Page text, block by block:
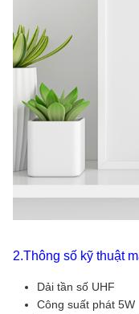
2.Thông số kỹ thuật
Dải tần số UHF
Công suất phát 5W